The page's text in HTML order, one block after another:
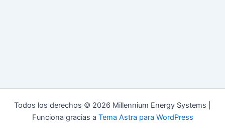
Todos los derechos © 2026 Millennium Energy Systems |
Funciona gracias a Tema Astra para WordPress